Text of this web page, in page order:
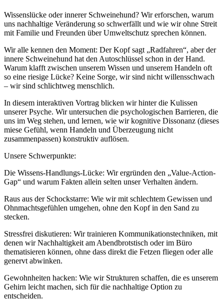
Wissenslücke oder innerer Schweinehund? Wir erforschen, warum
uns nachhaltige Veränderung so schwerfällt und wie wir ohne Streit
mit Familie und Freunden über Umweltschutz sprechen können.
Wir alle kennen den Moment: Der Kopf sagt „Radfahren“, aber der
innere Schweinehund hat den Autoschlüssel schon in der Hand.
Warum klafft zwischen unserem Wissen und unserem Handeln oft
so eine riesige Lücke? Keine Sorge, wir sind nicht willensschwach
– wir sind schlichtweg menschlich.
In diesem interaktiven Vortrag blicken wir hinter die Kulissen
unserer Psyche. Wir untersuchen die psychologischen Barrieren, die
uns im Weg stehen, und lernen, wie wir kognitive Dissonanz (dieses
miese Gefühl, wenn Handeln und Überzeugung nicht
zusammenpassen) konstruktiv auflösen.
Unsere Schwerpunkte:
Die Wissens-Handlungs-Lücke: Wir ergründen den „Value-Action-
Gap“ und warum Fakten allein selten unser Verhalten ändern.
Raus aus der Schockstarre: Wie wir mit schlechtem Gewissen und
Ohnmachtsgefühlen umgehen, ohne den Kopf in den Sand zu
stecken.
Stressfrei diskutieren: Wir trainieren Kommunikationstechniken, mit
denen wir Nachhaltigkeit am Abendbrotstisch oder im Büro
thematisieren können, ohne dass direkt die Fetzen fliegen oder alle
genervt abwinken.
Gewohnheiten hacken: Wie wir Strukturen schaffen, die es unserem
Gehirn leicht machen, sich für die nachhaltige Option zu
entscheiden.